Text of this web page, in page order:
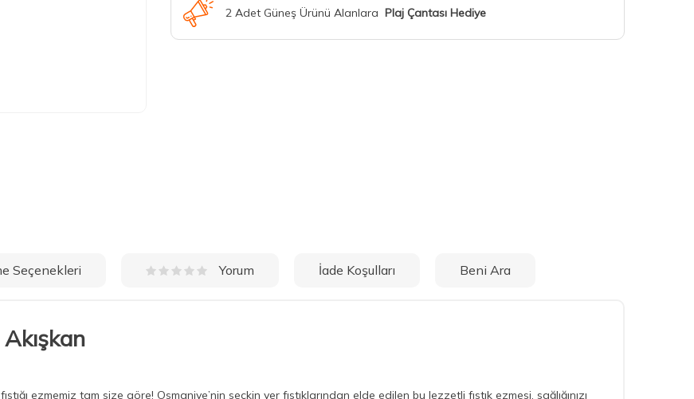
2 Adet Güneş Ürünü Alanlara Plaj Çantası Hediye
Seçenekleri Yorum İade Koşulları Beni Ara
ezmemiz tam size göre! Osmaniye’nin seçkin yer fıstıklarından elde edilen bu lezzetli fıstık ezmesi, sağlığınızı